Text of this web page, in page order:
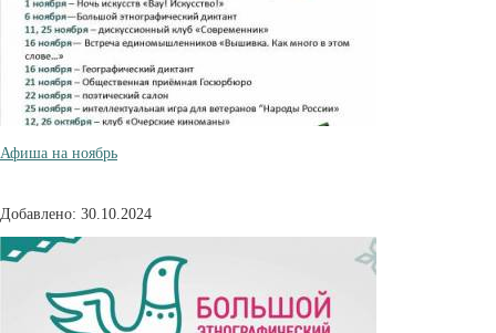
Афиша на ноябрь
Добавлено: 30.10.2024